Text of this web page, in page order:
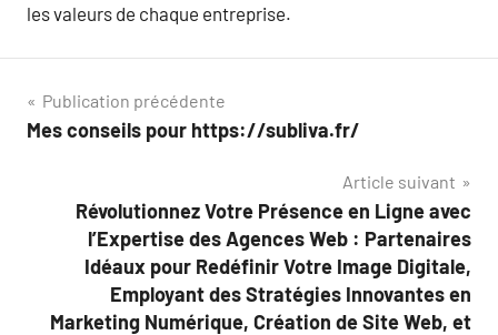
les valeurs de chaque entreprise.
Navigation
de
Publication précédente
Mes conseils pour https://subliva.fr/
Article suivant
Révolutionnez Votre Présence en Ligne avec
l’Expertise des Agences Web : Partenaires
Idéaux pour Redéfinir Votre Image Digitale,
Employant des Stratégies Innovantes en
Marketing Numérique, Création de Site Web, et